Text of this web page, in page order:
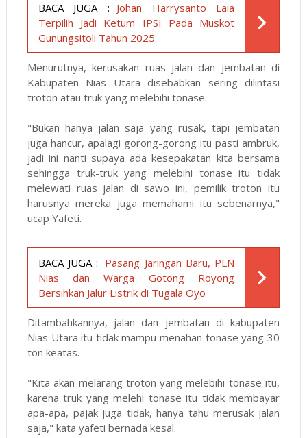
BACA JUGA : Johan Harrysanto Laia
Terpilih Jadi Ketum IPSI Pada Muskot
Gunungsitoli Tahun 2025
Menurutnya, kerusakan ruas jalan dan jembatan di
Kabupaten Nias Utara disebabkan sering dilintasi
troton atau truk yang melebihi tonase.
"Bukan hanya jalan saja yang rusak, tapi jembatan
juga hancur, apalagi gorong-gorong itu pasti ambruk,
jadi ini nanti supaya ada kesepakatan kita bersama
sehingga truk-truk yang melebihi tonase itu tidak
melewati ruas jalan di sawo ini, pemilik troton itu
harusnya mereka juga memahami itu sebenarnya,"
ucap Yafeti.
BACA JUGA : Pasang Jaringan Baru, PLN
Nias dan Warga Gotong Royong
Bersihkan Jalur Listrik di Tugala Oyo
Ditambahkannya, jalan dan jembatan di kabupaten
Nias Utara itu tidak mampu menahan tonase yang 30
ton keatas.
"Kita akan melarang troton yang melebihi tonase itu,
karena truk yang melehi tonase itu tidak membayar
apa-apa, pajak juga tidak, hanya tahu merusak jalan
saja," kata yafeti bernada kesal.